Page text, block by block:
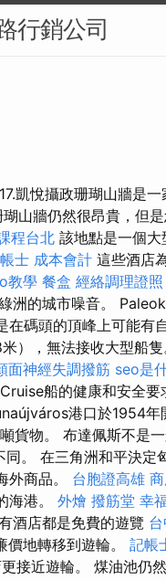
行銷公司
凱悅攝政珊瑚山牆是
瑚山牆仍然很昂貴，但
程台北 該地點是一個大
士 成本會計 這些酒店
教學 餐盒 經絡調理證照
洲的城市噪音。
碼頭的頂峰上可能有
），無法接收大型船隻
面神經失調撥筋 seo是
Cruise船的健康和安全要
港口於1954年
貨物。 布達佩斯不是
。 在三角洲和平決定
外商品。 台胞證高雄
海港。 外燴 撥筋堂 幸
酒店都是免費的遊覽
地轉移到遊輪。 記帳
接近遊輪。 煤油池仍